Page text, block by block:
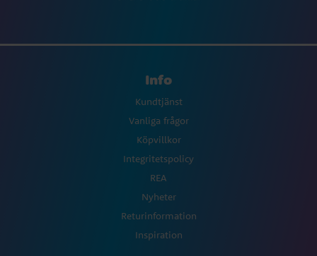
Info
Kundtjänst
Vanliga frågor
Köpvillkor
Integritetspolicy
REA
Nyheter
Returinformation
Inspiration